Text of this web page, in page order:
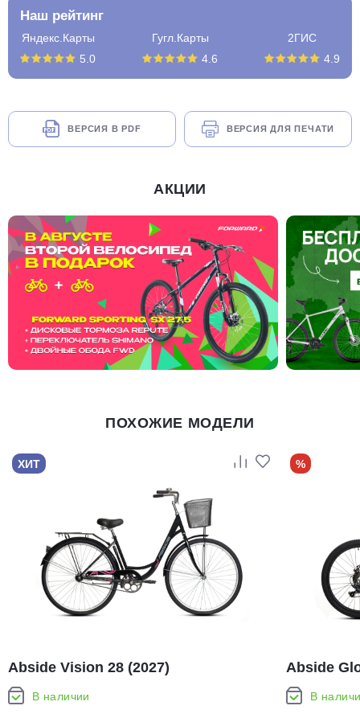
Наш рейтинг
Яндекс.Карты
5.0
Гугл.Карты
4.6
2ГИС
4.9
ВЕРСИЯ В PDF ВЕРСИЯ ДЛЯ ПЕЧАТИ
АКЦИИ
ПОХОЖИЕ МОДЕЛИ
ХИТ
Abside Vision 28 (2027)
В наличии
%
Abside
В